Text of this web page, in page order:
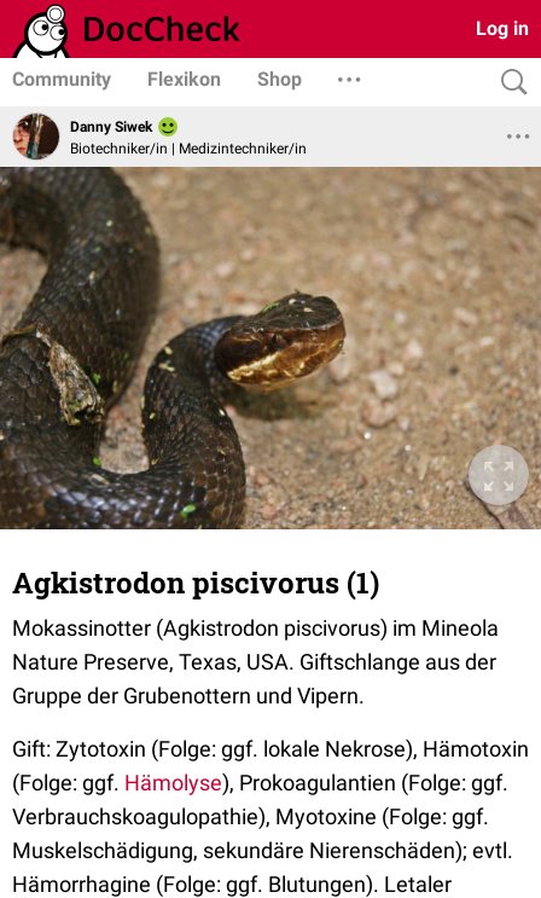
Log in
Community Flexikon Shop
Danny Siwek
Biotechniker/in | Medizintechniker/in
Agkistrodon piscivorus (1)
Mokassinotter (Agkistrodon piscivorus) im Mineola
Nature Preserve, Texas, USA. Giftschlange aus der
Gruppe der Grubenottern und Vipern.
Gift: Zytotoxin (Folge: ggf. lokale Nekrose), Hämotoxin
(Folge: ggf. Hämolyse), Prokoagulantien (Folge: ggf.
Verbrauchskoagulopathie), Myotoxine (Folge: ggf.
Muskelschädigung, sekundäre Nierenschäden); evtl.
Hämorrhagine (Folge: ggf. Blutungen). Letaler